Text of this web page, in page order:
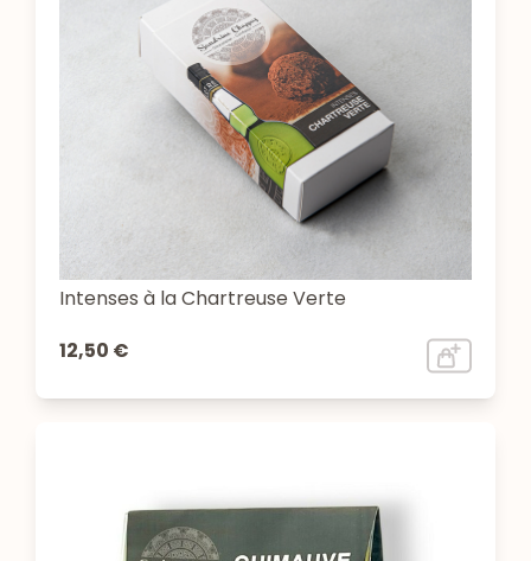
Intenses à la Chartreuse Verte
12,50 €